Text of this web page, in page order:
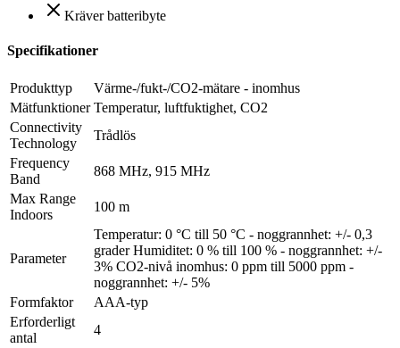
Kräver batteribyte
Specifikationer
Produkttyp
Värme-/fukt-/CO2-mätare - inomhus
Mätfunktioner Temperatur, luftfuktighet, CO2
Connectivity
Technology
Trådlös
Frequency
Band
868 MHz, 915 MHz
Max Range
Indoors
100 m
Parameter
Temperatur: 0 °C till 50 °C - noggrannhet: +/- 0,3
grader Humiditet: 0 % till 100 % - noggrannhet: +/-
3% CO2-nivå inomhus: 0 ppm till 5000 ppm -
noggrannhet: +/- 5%
Formfaktor
AAA-typ
Erforderligt
antal
4